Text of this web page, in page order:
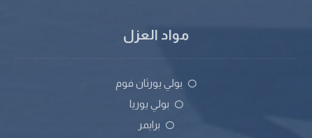
مواد العزل
بولي يورثان فوم
بولي يوريا
برايمر